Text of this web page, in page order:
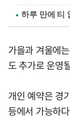
가을과 겨울에
도 추가로 운영
개인 예약은 경
등에서 가능하